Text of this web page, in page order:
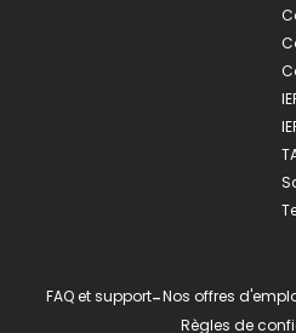
FAQ et support-Nos offres
Règles de